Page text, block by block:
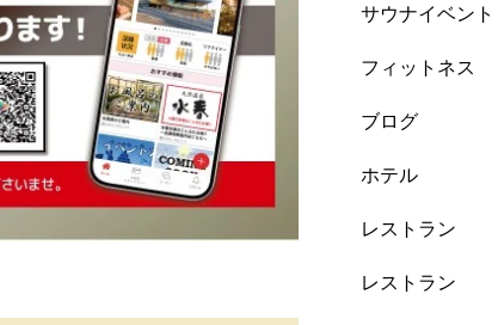
サウナイベント
フィットネス
ブログ
ホテル
レストラン
レストラン